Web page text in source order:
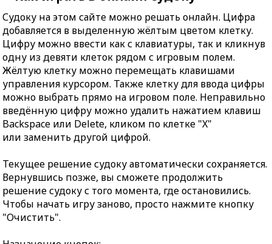
Судоку на этом сайте можно решать онлайн. Цифра
добавляется в выделенную жёлтым цветом клетку.
Цифру можно ввести как с клавиатуры, так и кликнув
одну из девяти клеток рядом с игровым полем.
Жёлтую клетку можно перемещать клавишами
управления курсором. Также клетку для ввода цифры
можно выбрать прямо на игровом поле. Неправильно
введённую цифру можно удалить нажатием клавиш
Backspace или Delete, кликом по клетке "X"
или заменить другой цифрой.
Текущее решение судоку автоматически сохраняется.
Вернувшись позже, вы сможете продолжить
решение судоку с того момента, где остановились.
Чтобы начать игру заново, просто нажмите кнопку
"Очистить".